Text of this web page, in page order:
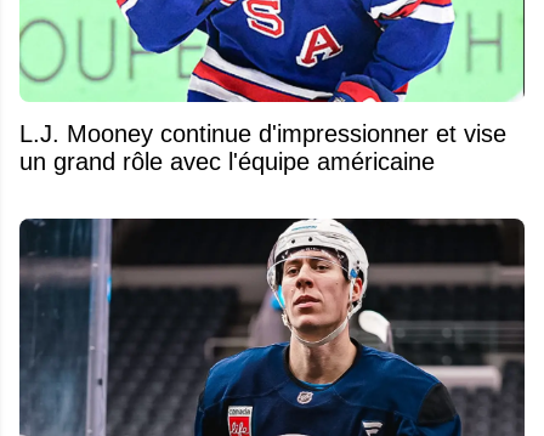
L.J. Mooney continue d'impressionner et vise
un grand rôle avec l'équipe américaine